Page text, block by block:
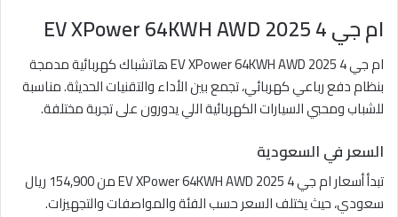
ام جي 4 EV XPower 64KWH AWD 2025
ام جي 4 EV XPower 64KWH AWD 2025 هاتشباك كهربائية مدمجة
بنظام دفع رباعي كهربائي، تجمع بين الأداء والتقنيات الحديثة. مناسبة
للشباب ومحبي السيارات الكهربائية اللي يدورون على تجربة مختلفة.
السعر في السعودية
تبدأ أسعار ام جي 4 EV XPower 64KWH AWD 2025 من 154,900 ريال
سعودي، حيث يختلف السعر حسب الفئة والمواصفات والتجهيزات.